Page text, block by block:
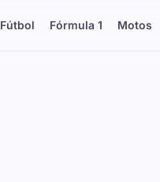
Fútbol Fórmula 1 Motos